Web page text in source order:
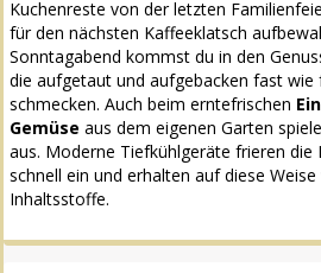
Kuchenreste von der letzten
für den nächsten Kaffeeklatsch
Sonntagabend kommst du in den
die aufgetaut und aufgebacken fast wie
schmecken. Auch beim erntefrischen
Gemüse aus dem eigenen Garten
aus. Moderne Tiefkühlgeräte frieren die
schnell ein und erhalten auf diese
Inhaltsstoffe.